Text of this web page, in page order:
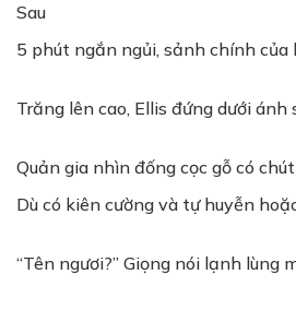
Sau
5 phút ngắn ngủi, sảnh chính
Trăng lên cao, Ellis đứng dưới
Quản gia nhìn đống cọc gỗ có
Dù có kiên cường và tự huyễn
“Tên ngươi?” Giọng nói lạnh